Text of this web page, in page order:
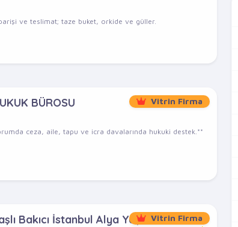
ve teslimat; taze buket, orkide ve güller.
Vitrin Firma
BÜROSU
ceza, aile, tapu ve icra davalarında hukuki destek.**
Vitrin Firma
Bakıcı İstanbul Alya Yaşlı